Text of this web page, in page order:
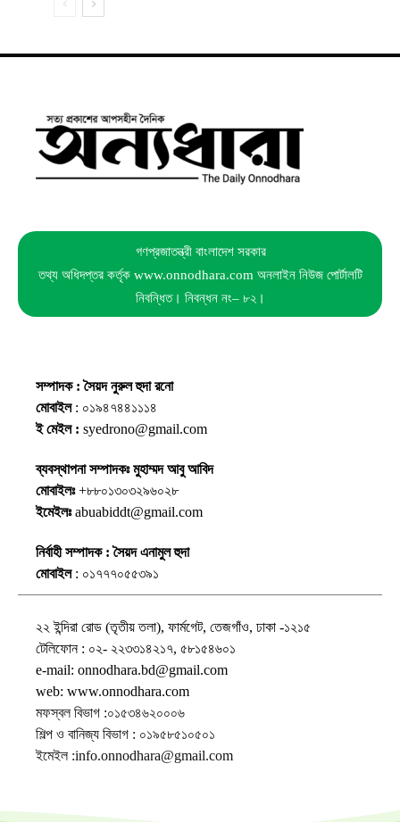
গণপ্রজাতন্ত্রী বাংলাদেশ সরকার
তথ্য অধিদপ্তর কর্তৃক www.onnodhara.com অনলাইন নিউজ পোর্টালটি
নিবন্ধিত। নিবন্ধন নং– ৮২।
সম্পাদক : সৈয়দ নুরুল হুদা রনো
মোবাইল: ০১৯৪৭৪৪১১১৪
ই মেইল : syedrono@gmail.com
ব্যবস্থাপনা সম্পাদকঃ মুহাম্মদ আবু আবিদ
মোবাইলঃ+৮৮০১৩০৩২৯৬০২৮
ইমেইলঃabuabiddt@gmail.com
নির্বাহী সম্পাদক : সৈয়দ এনামুল হুদা
মোবাইল: ০১৭৭৭০৫৫৩৯১
২২ ইন্দিরা রোড (তৃতীয় তলা), ফার্মগেট, তেজগাঁও, ঢাকা -১২১৫
টেলিফোন : ০২- ২২৩৩১৪২১৭, ৫৮১৫৪৬০১
e-mail: onnodhara.bd@gmail.com
web: www.onnodhara.com
মফস্বল বিভাগ :০১৫৩৪৬২০০০৬
শিল্প ও বানিজ্য বিভাগ : ০১৯৫৮৫১০৫০১
ইমেইল :info.onnodhara@gmail.com